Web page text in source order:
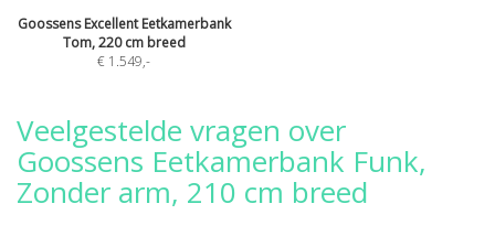
Goossens Excellent Eetkamerbank
Tom, 220 cm breed
€ 1.549,-
Veelgestelde vragen over
Goossens Eetkamerbank Funk,
Zonder arm, 210 cm breed